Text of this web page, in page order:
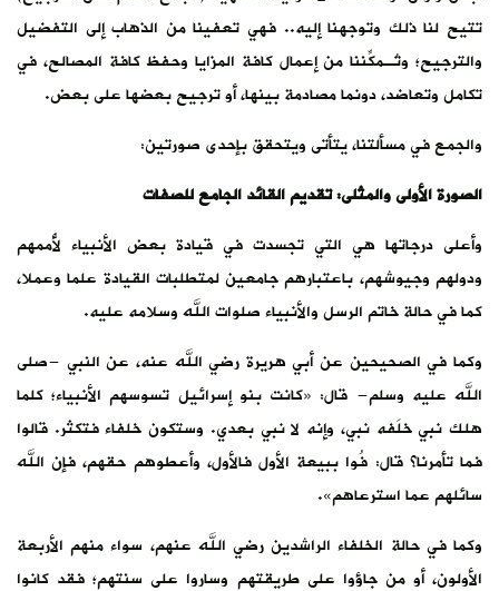
تتيح لنا ذلك وتوجهنا إليه.. فهي تعفينا من الذهاب إلى التفضيل
والترجيح؛ وتُـمكِّننا من إعمال كافة المزايا وحفظ كافة المصالح، في
تكامل وتعاضد، دونما مصادمة بينها، أو ترجيح بعضها على بعض.
والجمع في مسألتنا، يتأتى ويتحقق بإحدى صورتين:
الصورة الأولى والمثلى: تقديم القائد الجامع للصفات
وأعلى درجاتها هي التي تجسدت في قيادة بعض الأنبياء لأُممهم
ودولهم وجيوشهم، باعتبارهم جامعين لمتطلبات القيادة علما وعملا،
كما في حالة خاتم الرسل والأنبياء صلوات الله وسلامه عليه.
وكما في الصحيحين عن أبي هريرة رضي الله عنه، عن النبي -صلى
الله عليه وسلم- قال: «كانت بنو إسرائيل تسوسهم الأنبياء؛ كلما
هلك نبي خلَفه نبي، وإنه لا نبي بعدي. وستكون خلفاء فتكثر. قالوا
فما تأمرنا؟ قال: فُوا ببيعة الأول فالأول، وأعطوهم حقهم، فإن الله
سائلهم عما استرعاهم».
وكما في حالة الخلفاء الراشدين رضي الله عنهم، سواء منهم الأربعة
الأولون، أو من جاؤوا على طريقتهم وساروا على سنتهم؛ فقد كانوا